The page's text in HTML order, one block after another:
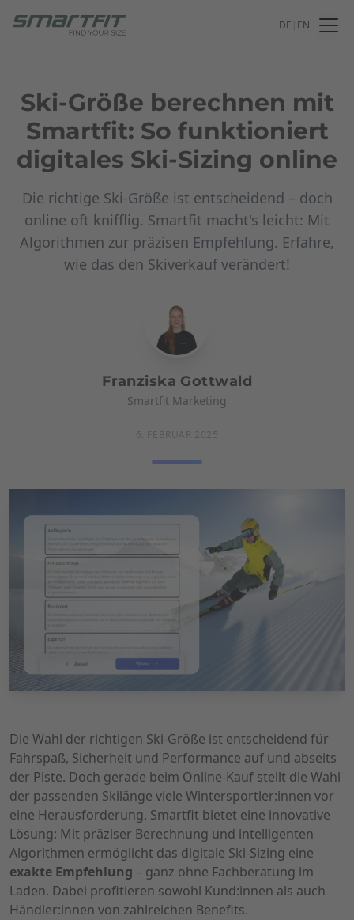
DE EN
Ski-Größe berechnen mit
Smartfit: So funktioniert
digitales Ski-Sizing online
Die richtige Ski-Größe ist entscheidend – doch
online oft knifflig. Smartfit macht's leicht: Mit
Algorithmen zur präzisen Empfehlung. Erfahre,
wie das den Skiverkauf verändert!
Franziska Gottwald
Smartfit Marketing
6. FEBRUAR 2025
Die Wahl der richtigen Ski-Größe ist entscheidend für
Fahrspaß, Sicherheit und Performance auf und abseits
der Piste. Doch gerade beim Online-Kauf stellt die Wahl
der passenden Skilänge viele Wintersportler:innen vor
eine Herausforderung. Smartfit bietet eine innovative
Lösung: Mit präziser Berechnung und intelligenten
Algorithmen ermöglicht das digitale Ski-Sizing eine
exakte Empfehlung – ganz ohne Fachberatung im
Laden. Dabei profitieren sowohl Kund:innen als auch
Händler:innen von zahlreichen Benefits.